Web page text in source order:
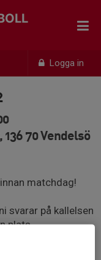
Logga in
70 Vendelsö
matchdag!
svarar på kallelsen
plats.
45 min innan